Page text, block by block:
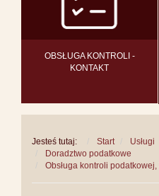
OBSŁUGA KONTROLI -
KONTAKT
Jesteś tutaj: Start Usługi
Doradztwo podatkowe
Obsługa kontroli podatkowej,